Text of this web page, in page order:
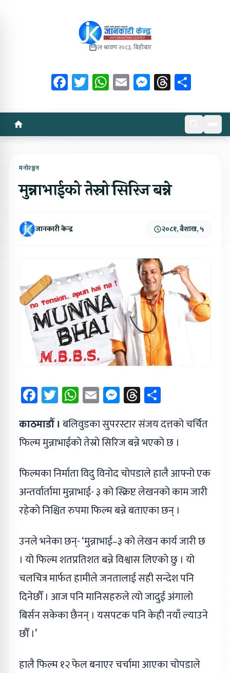
२१ श्रावण २०८३, बिहीबार
Facebook
Twitter
WhatsApp
EmailMessenger
Threads
मनोरञ्जन
मुन्नाभाईको तेस्रो सिरिज बन्ने
जानकारी केन्द्र २०८१, बैशाख, ५
Facebook
Twitter
WhatsApp
EmailMessenger
Threads
काठमाडौँ । बलिवुडका सुपरस्टार संजय दत्तको चर्चित
फिल्म मुन्नाभाईको तेस्रो सिरिज बन्ने भएको छ ।
फिल्मका निर्माता विदु विनोद चोपडाले हालै आफ्नो एक
अन्तर्वार्तामा मुन्नाभाई- ३ को स्क्रिप्ट लेखनको काम जारी
रहेको निश्चित रुपमा फिल्म बन्ने बताएका छन् ।
उनले भनेका छन्- ‘मुन्नाभाई–३ को लेखन कार्य जारी छ
। यो फिल्म शतप्रतिशत बन्ने विश्वास लिएको छु । यो
चलचित्र मार्फत हामीले जनतालाई सही सन्देश पनि
दिनेछौँ । आज पनि मानिसहरुले त्यो जादुई अंगालो
बिर्सन सकेका छैनन् । यसपटक पनि केही नयाँ ल्याउने
छौँ ।’
हालै फिल्म १२ फेल बनाएर चर्चामा आएका चोपडाले